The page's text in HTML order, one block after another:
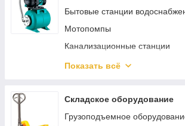
Пневмокраскопульты
Пневмопистолеты
Наборы пневмоинструмента
Пневмодрели
Пневматические заклепочники
Пневмошуруповерты
Бытовые станции
Мотопомпы
Канализационные станции
Погружные насосы
Аксессуары и принадлежности
Общепромышленные насосы
Показать всё
Складское оборудование
Грузоподъемное